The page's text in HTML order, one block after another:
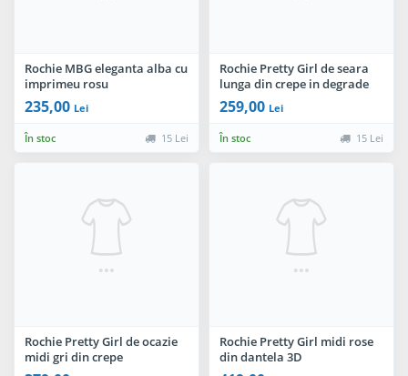
Rochie MBG eleganta alba cu
imprimeu rosu
235,00 Lei
În stoc 15 Lei
Rochie Pretty Girl de seara
lunga din crepe in degrade
259,00 Lei
În stoc 15 Lei
Rochie Pretty Girl de ocazie
midi gri din crepe
Rochie Pretty Girl midi rose
din dantela 3D